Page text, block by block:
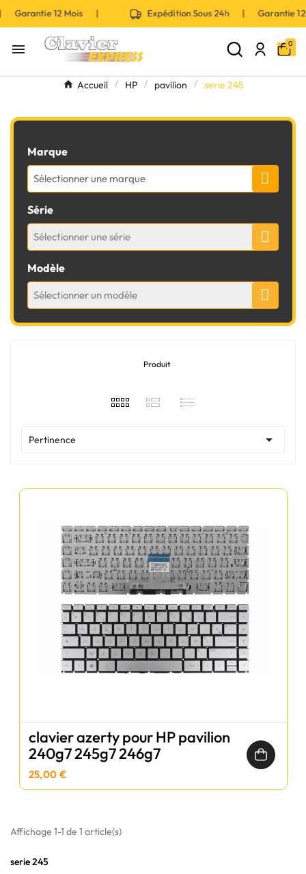
Garantie 12 Mois | Expédition Sous 24h | Garantie
 0
Accueil HP pavilion serie 245
Marque
Sélectionner une marque
Série
Sélectionner une série
Modèle
Sélectionner un modèle
Produit
Pertinence 
clavier azerty pour HP pavilion
240g7 245g7 246g7
25,00 €
Affichage 1-1 de 1 article(s)
serie 245